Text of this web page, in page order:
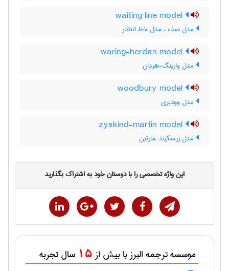
مدل صف ، مدل خط انتظار
مدل وارینگ-هردان
مدل وودبری
مدل زیسکیند-مارتین
این واژه تخصصی را با دوستان خود به اشتراک بگذارید
موسسه ترجمه البرز با بیش از 15 سال تجربه